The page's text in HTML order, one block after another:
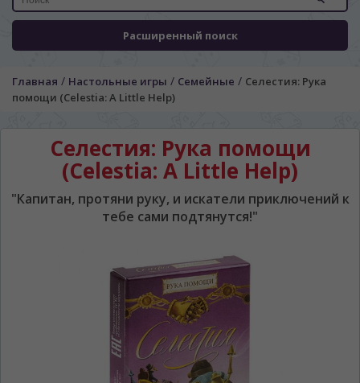
Расширенный поиск
Главная / Настольные игры / Семейные / Селестия: Рука
помощи (Celestia: A Little Help)
Селестия: Рука помощи
(Celestia: A Little Help)
"Капитан, протяни руку, и искатели приключений к
тебе сами подтянутся!"